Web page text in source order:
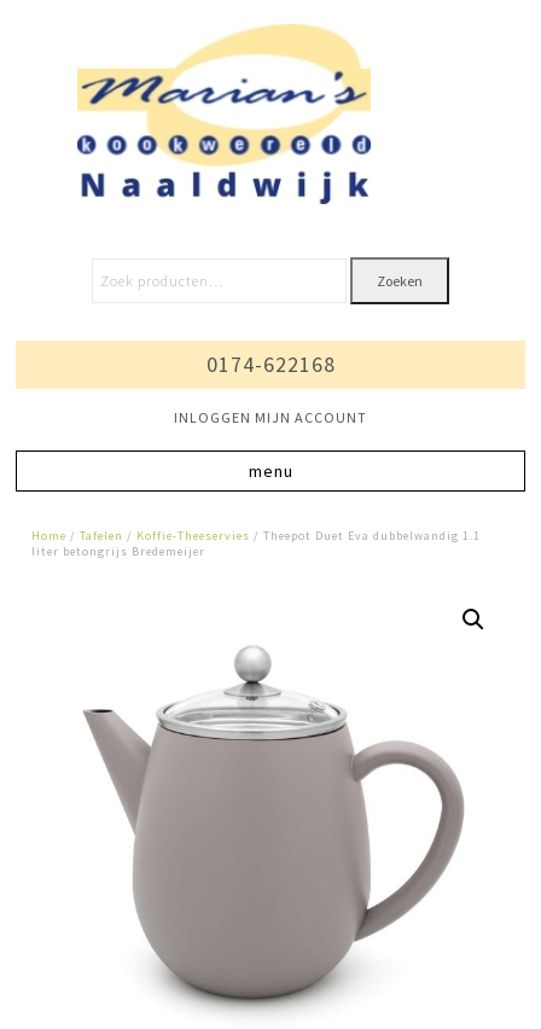
Zoeken
0174-622168
INLOGGEN MIJN ACCOUNT
Home /Tafelen / Koffie-Theeservies / Theepot Duet Eva dubbelwandig 1.1
liter betongrijs Bredemeijer